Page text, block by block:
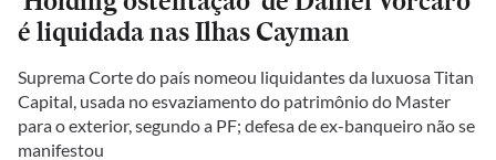
é liquidada nas Ilhas Cayman
Suprema Corte do país nomeou liquidantes da luxuosa Titan
Capital, usada no esvaziamento do patrimônio do Master
para o exterior, segundo a PF; defesa de ex-banqueiro não se
manifestou